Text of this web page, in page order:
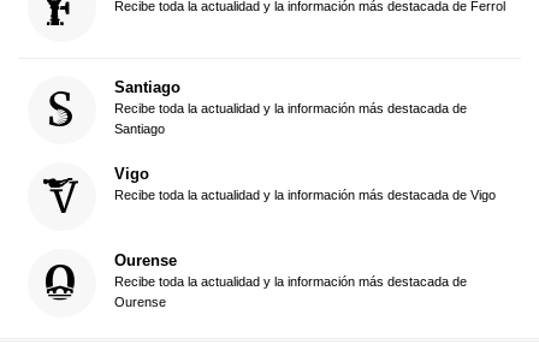
Recibe toda la actualidad y la información más destacada de Ferrol
Santiago
Recibe toda la actualidad y la información más destacada de
Santiago
Vigo
Recibe toda la actualidad y la información más destacada de Vigo
Ourense
Recibe toda la actualidad y la información más destacada de
Ourense